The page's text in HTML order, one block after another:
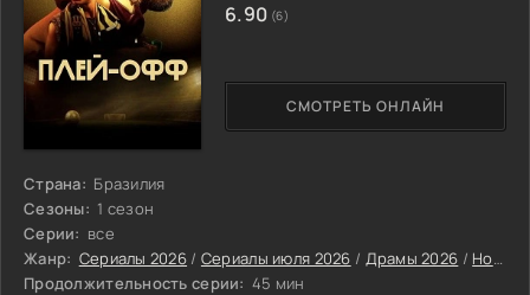
Страна: Бразилия
Сезоны: 1 сезон
Серии: все
Жанр: Сериалы 2026 / Сериалы июля 2026 / Драмы 2026 / Новинки сериалов 2026
Продолжительность серии: 45 мин
СМОТРЕТЬ ОНЛАЙН
6.90 (6)